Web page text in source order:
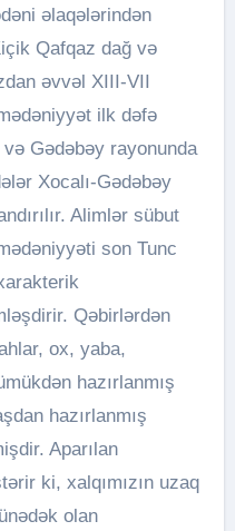
əlaqələrindən
Qafqaz dağ və
əvvəl XIII-VII
ilk dəfə
Gədəbəy rayonunda
Xocalı-Gədəbəy
Alimlər sübut
son Tunc
Qəbirlərdən
ox, yaba,
hazırlanmış
hazırlanmış
Aparılan
ki, xalqımızın uzaq
olan